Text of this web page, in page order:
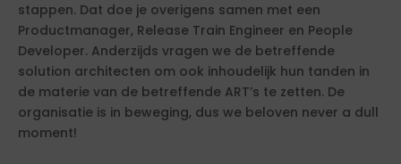
stappen. Dat doe je overigens samen met een
Productmanager, Release Train Engineer en People
Developer. Anderzijds vragen we de betreffende
solution architecten om ook inhoudelijk hun tanden in
de materie van de betreffende ART’s te zetten. De
organisatie is in beweging, dus we beloven never a dull
moment!